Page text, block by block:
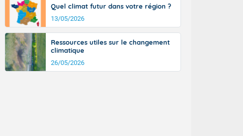
Quel climat futur dans votre région ?
13/05/2026
Ressources utiles sur le changement
climatique
26/05/2026